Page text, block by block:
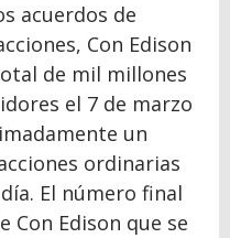
acuerdos de
Con Edison
de mil millones
el 7 de marzo
un
ordinarias
El número final
Con Edison que se